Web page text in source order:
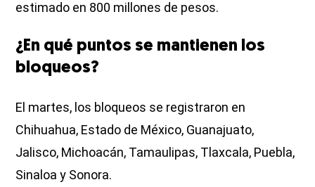
estimado en 800 millones de pesos.
¿En qué puntos se mantienen los
bloqueos?
El martes, los bloqueos se registraron en
Chihuahua, Estado de México, Guanajuato,
Jalisco, Michoacán, Tamaulipas, Tlaxcala, Puebla,
Sinaloa y Sonora.